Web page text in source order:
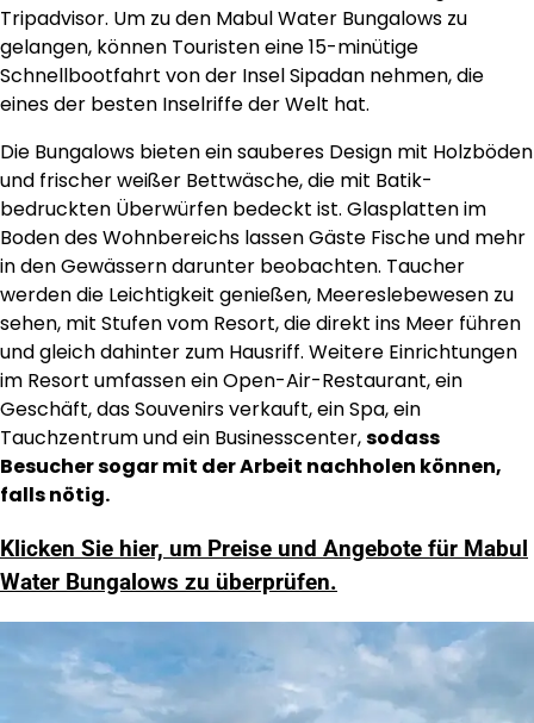
Tripadvisor. Um zu den Mabul Water Bungalows zu
gelangen, können Touristen eine 15-minütige
Schnellbootfahrt von der Insel Sipadan nehmen, die
eines der besten Inselriffe der Welt hat.
Die Bungalows bieten ein sauberes Design mit Holzböden
und frischer weißer Bettwäsche, die mit Batik-
bedruckten Überwürfen bedeckt ist. Glasplatten im
Boden des Wohnbereichs lassen Gäste Fische und mehr
in den Gewässern darunter beobachten. Taucher
werden die Leichtigkeit genießen, Meereslebewesen zu
sehen, mit Stufen vom Resort, die direkt ins Meer führen
und gleich dahinter zum Hausriff. Weitere Einrichtungen
im Resort umfassen ein Open-Air-Restaurant, ein
Geschäft, das Souvenirs verkauft, ein Spa, ein
Tauchzentrum und ein Businesscenter,sodass
Besucher sogar mit der Arbeit nachholen können,
falls nötig.
Klicken Sie hier, um Preise und Angebote für Mabul
Water Bungalows zu überprüfen.